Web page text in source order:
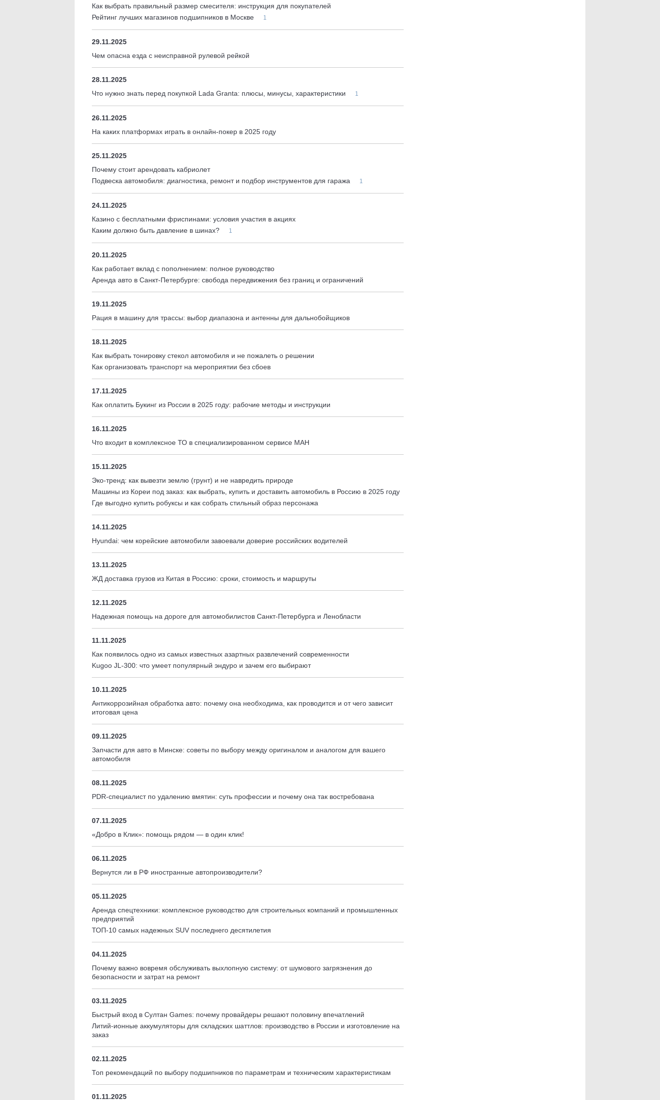
Как выбрать правильный размер смесителя: инструкция для покупателей
Рейтинг лучших магазинов подшипников в Москве
1
29.11.2025
Чем опасна езда с неисправной рулевой рейкой
28.11.2025
Что нужно знать перед покупкой Lada Granta: плюсы, минусы, характеристики
1
26.11.2025
На каких платформах играть в онлайн-покер в 2025 году
25.11.2025
Почему стоит арендовать кабриолет
Подвеска автомобиля: диагностика, ремонт и подбор инструментов для гаража
1
24.11.2025
Казино с бесплатными фриспинами: условия участия в акциях
Каким должно быть давление в шинах?
1
20.11.2025
Как работает вклад с пополнением: полное руководство
Аренда авто в Санкт-Петербурге: свобода передвижения без границ и ограничений
19.11.2025
Рация в машину для трассы: выбор диапазона и антенны для дальнобойщиков
18.11.2025
Как выбрать тонировку стекол автомобиля и не пожалеть о решении
Как организовать транспорт на мероприятии без сбоев
17.11.2025
Как оплатить Букинг из России в 2025 году: рабочие методы и инструкции
16.11.2025
Что входит в комплексное ТО в специализированном сервисе МАН
15.11.2025
Эко-тренд: как вывезти землю (грунт) и не навредить природе
Машины из Кореи под заказ: как выбрать, купить и доставить автомобиль в Россию в 2025 году
Где выгодно купить робуксы и как собрать стильный образ персонажа
14.11.2025
Hyundai: чем корейские автомобили завоевали доверие российских водителей
13.11.2025
ЖД доставка грузов из Китая в Россию: сроки, стоимость и маршруты
12.11.2025
Надежная помощь на дороге для автомобилистов Санкт-Петербурга и Ленобласти
11.11.2025
Как появилось одно из самых известных азартных развлечений современности
Kugoo JL-300: что умеет популярный эндуро и зачем его выбирают
10.11.2025
Антикоррозийная обработка авто: почему она необходима, как проводится и от чего зависит
итоговая цена
09.11.2025
Запчасти для авто в Минске: советы по выбору между оригиналом и аналогом для вашего
автомобиля
08.11.2025
PDR-специалист по удалению вмятин: суть профессии и почему она так востребована
07.11.2025
«Добро в Клик»: помощь рядом — в один клик!
06.11.2025
Вернутся ли в РФ иностранные автопроизводители?
05.11.2025
Аренда спецтехники: комплексное руководство для строительных компаний и промышленных
предприятий
ТОП-10 самых надежных SUV последнего десятилетия
04.11.2025
Почему важно вовремя обслуживать выхлопную систему: от шумового загрязнения до
безопасности и затрат на ремонт
03.11.2025
Быстрый вход в Султан Games: почему провайдеры решают половину впечатлений
Литий-ионные аккумуляторы для складских шаттлов: производство в России и изготовление на
заказ
02.11.2025
Топ рекомендаций по выбору подшипников по параметрам и техническим характеристикам
01.11.2025